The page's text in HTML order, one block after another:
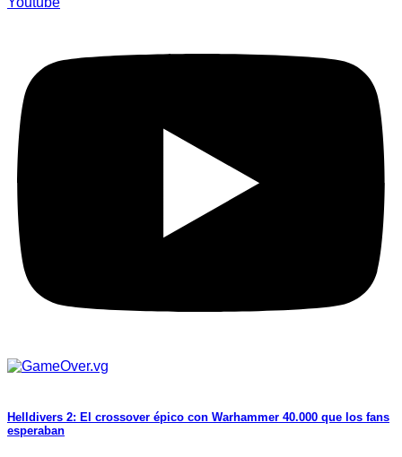
Helldivers 2: El crossover épico con Warhammer 40.000 que los fans
esperaban